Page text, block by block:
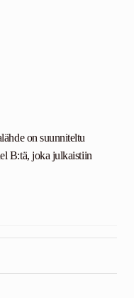
on suunniteltu
B:tä, joka julkaistiin